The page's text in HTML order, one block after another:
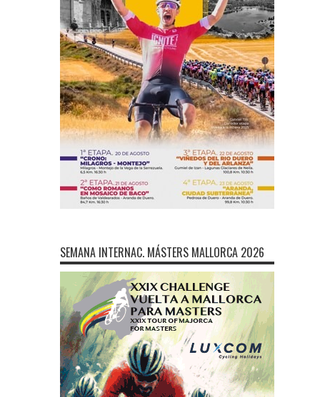
SEMANA INTERNAC. MÁSTERS MALLORCA 2026